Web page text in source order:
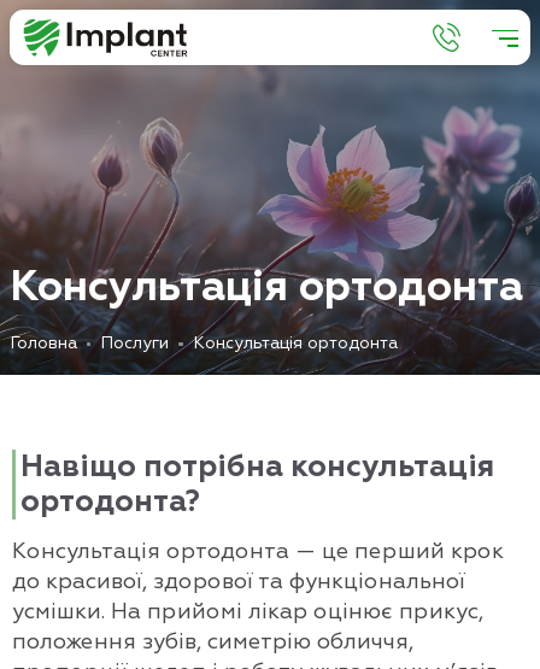
Консультація ортодонта
Головна Послуги Консультація ортодонта
Навіщо потрібна консультація
ортодонта?
Консультація ортодонта — це перший крок
до красивої, здорової та функціональної
усмішки. На прийомі лікар оцінює прикус,
положення зубів, симетрію обличчя,